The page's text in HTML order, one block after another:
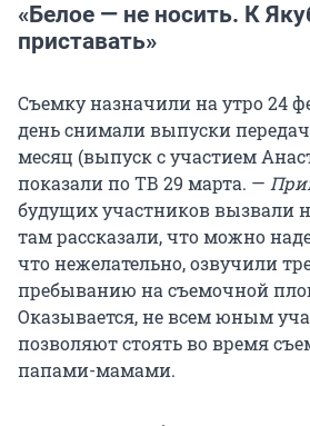
«Белое — не носить. К
приставать»
Съемку назначили на утро 24
день снимали выпуски
месяц (выпуск с участием
показали по ТВ 29 марта. —
будущих участников вызвали
там рассказали, что можно
что нежелательно, озвучили
пребыванию на съемочной
Оказывается, не всем юным
позволяют стоять во время
папами-мамами.